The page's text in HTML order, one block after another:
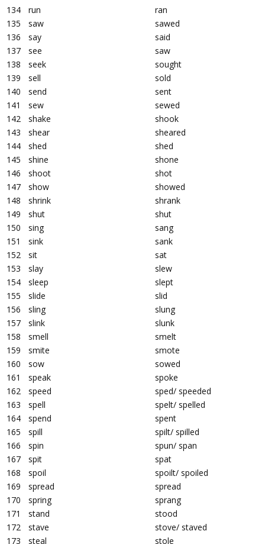
134
run
ran
135
saw
sawed
136
say
said
137
see
saw
138
seek
sought
139
sell
sold
140
send
sent
141
sew
sewed
142
shake
shook
143
shear
sheared
144
shed
shed
145
shine
shone
146
shoot
shot
147
show
showed
148
shrink
shrank
149
shut
shut
150
sing
sang
151
sink
sank
152
sit
sat
153
slay
slew
154
sleep
slept
155
slide
slid
156
sling
slung
157
slink
slunk
158
smell
smelt
159
smite
smote
160
sow
sowed
161
speak
spoke
162
speed
sped/ speeded
163
spell
spelt/ spelled
164
spend
spent
165
spill
spilt/ spilled
166
spin
spun/ span
167
spit
spat
168
spoil
spoilt/ spoiled
169
spread
spread
170
spring
sprang
171
stand
stood
172
stave
stove/ staved
173
steal stole